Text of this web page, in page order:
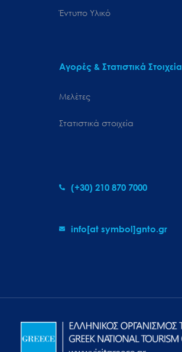
Έντυπο Υλικό
Αγορές & Στατιστικά Στοιχεία
Μελέτες
Στατιστικά στοιχεία
(+30) 210 870 7000
info[at symbol]gnto.gr